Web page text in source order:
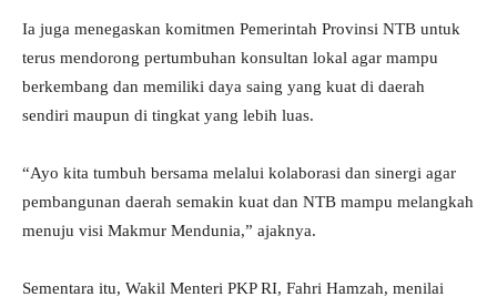
Ia juga menegaskan komitmen Pemerintah Provinsi NTB untuk
terus mendorong pertumbuhan konsultan lokal agar mampu
berkembang dan memiliki daya saing yang kuat di daerah
sendiri maupun di tingkat yang lebih luas.
“Ayo kita tumbuh bersama melalui kolaborasi dan sinergi agar
pembangunan daerah semakin kuat dan NTB mampu melangkah
menuju visi Makmur Mendunia,” ajaknya.
Sementara itu, Wakil Menteri PKP RI, Fahri Hamzah, menilai